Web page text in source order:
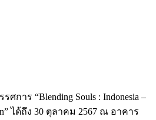
การ “Blending Souls : Indonesia –
ได้ถึง 30 ตุลาคม 2567 ณ อาคาร